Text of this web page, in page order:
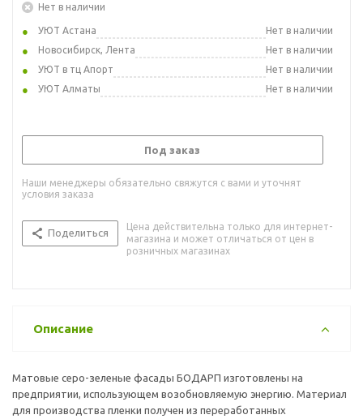
Нет в наличии
УЮТ Астана
Нет в наличии
Новосибирск, Лента
Нет в наличии
УЮТ в тц Апорт
Нет в наличии
УЮТ Алматы
Нет в наличии
Под заказ
Наши менеджеры обязательно свяжутся с вами и уточнят
условия заказа
Поделиться
Цена действительна только для интернет-
магазина и может отличаться от цен в
розничных магазинах
Описание
Матовые серо-зеленые фасады БОДАРП изготовлены на
предприятии, использующем возобновляемую энергию. Материал
для производства пленки получен из переработанных